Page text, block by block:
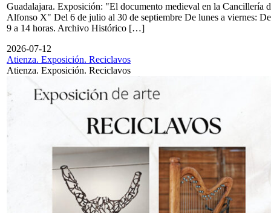
Guadalajara. Exposición: "El documento medieval en la Cancillería
Alfonso X" Del 6 de julio al 30 de septiembre De lunes a viernes: De
9 a 14 horas. Archivo Histórico […]
2026-07-12
Atienza. Exposición. Reciclavos
Atienza. Exposición. Reciclavos